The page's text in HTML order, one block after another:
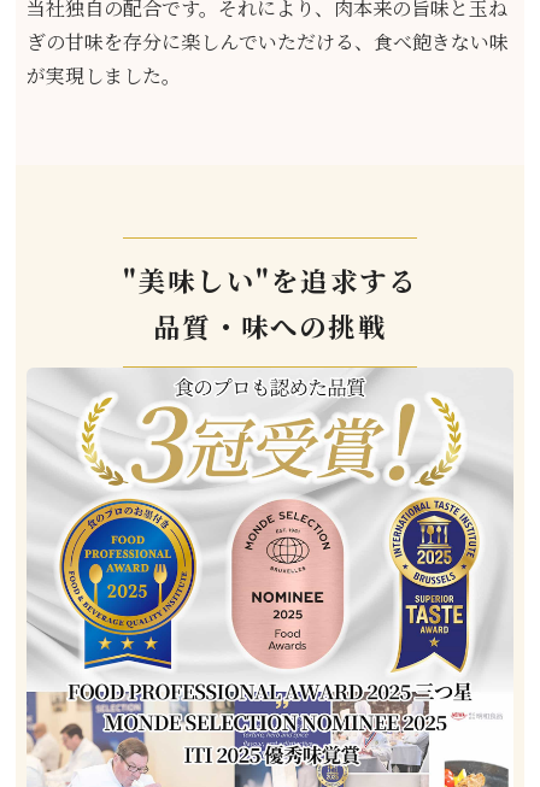
当社独自の配合です。それにより、肉本来の旨味と玉ね
ぎの甘味を存分に楽しんでいただける、食べ飽きない味
が実現しました。
"美味しい"を追求する
品質・味への挑戦